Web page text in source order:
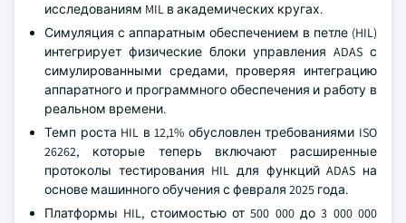
исследованиям MIL в академических кругах.
Симуляция с аппаратным обеспечением в петле (HIL)
интегрирует физические блоки управления ADAS с
симулированными средами, проверяя интеграцию
аппаратного и программного обеспечения и работу в
реальном времени.
Темп роста HIL в 12,1% обусловлен требованиями ISO
26262, которые теперь включают расширенные
протоколы тестирования HIL для функций ADAS на
основе машинного обучения с февраля 2025 года.
Платформы HIL, стоимостью от 500 000 до 3 000 000